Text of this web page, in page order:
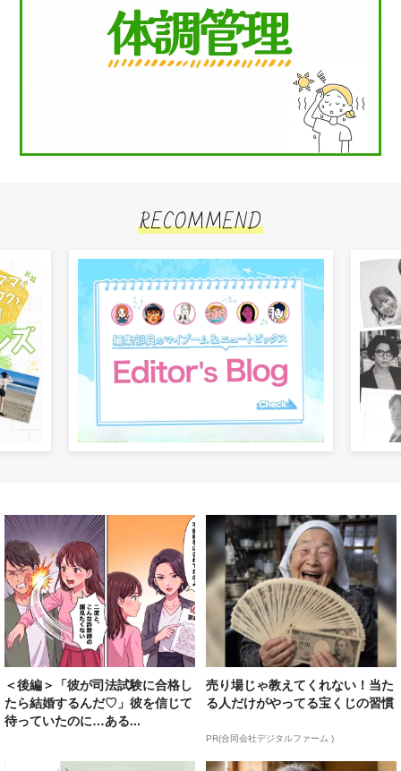
RECOMMEND
＜後編＞「彼が司法試験に合格し
たら結婚するんだ♡」彼を信じて
待っていたのに…ある...
売り場じゃ教えてくれない！当た
る人だけがやってる宝くじの習慣
PR(合同会社デジタルファーム )